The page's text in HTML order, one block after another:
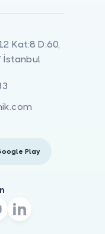
Kat:8 D:60,
İstanbul
Play